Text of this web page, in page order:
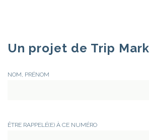
Un projet de Trip
NOM, PRÉNOM
ÊTRE RAPPELÉ(E) À CE NUMÉRO